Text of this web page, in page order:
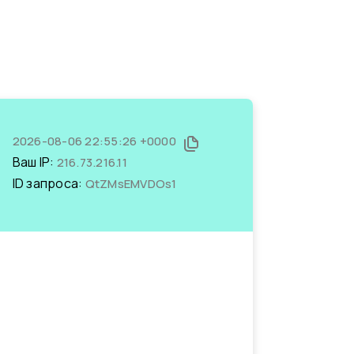
2026-08-06 22:55:26 +0000
Ваш IP: 216.73.216.11
ID запроса: QtZMsEMVDOs1